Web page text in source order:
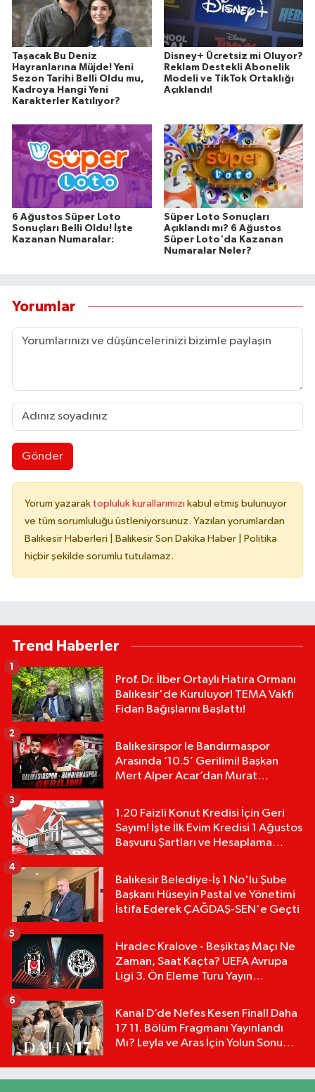
Taşacak Bu Deniz
Hayranlarına Müjde! Yeni
Sezon Tarihi Belli Oldu mu,
Kadroya Hangi Yeni
Karakterler Katılıyor?
Disney+ Ücretsiz mi Oluyor?
Reklam Destekli Abonelik
Modeli ve TikTok Ortaklığı
Açıklandı!
6 Ağustos Süper Loto
Sonuçları Belli Oldu! İşte
Kazanan Numaralar:
Süper Loto Sonuçları
Açıklandı mı? 6 Ağustos
Süper Loto'da Kazanan
Numaralar Neler?
Yorumlar
Gönder
Yorum yazarak topluluk kurallarımızı kabul etmiş bulunuyor
ve tüm sorumluluğu üstleniyorsunuz. Yazılan yorumlardan
Balıkesir Haberleri | Balıkesir Son Dakika Haber | Politika
hiçbir şekilde sorumlu tutulamaz.
Trend Haberler
Prof. Dr. İlber Ortaylı Hatıra Ormanı
Balıkesir'de Kuruluyor! TEMA Vakfı
Fidan Bağışlarını Başlattı!
1
Balıkesirspor le Bandırmaspor
Arasında ‘10.5’ Gerilimi! Başkan
Mert Alper Acar’dan Murat
2
1.20 Faizli Konut Kredisi İçin Geri
Sayım! İşte İlk Evim Kredisi 1 Ağustos
Başvuru Şartları ve Hesaplama
3
Balıkesir Belediye-İş 1 No'lu Şube
Başkanı Hüseyin Pastal ve Yönetimi
İstifa Ederek ÇAĞDAŞ-SEN'e Geçti
4
Hradec Kralove - Beşiktaş Maçı Ne
Zaman, Saat Kaçta? UEFA Avrupa
Ligi 3. Ön Eleme Turu Yayın
5
Kanal D’de Nefes Kesen Final! Daha
17 11. Bölüm Fragmanı Yayınlandı
Mı? Leyla ve Aras İçin Yolun Sonu
6